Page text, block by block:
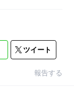
ツイート
報告する